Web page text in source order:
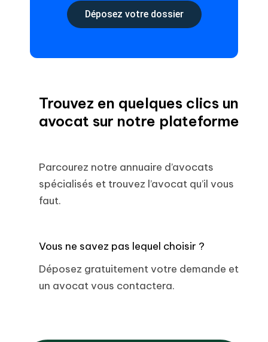
Déposez votre dossier
Trouvez en quelques clics un
avocat sur notre plateforme
Parcourez notre annuaire d’avocats
spécialisés et trouvez l’avocat qu’il vous
faut.
Vous ne savez pas lequel choisir ?
Déposez gratuitement votre demande et
un avocat vous contactera.